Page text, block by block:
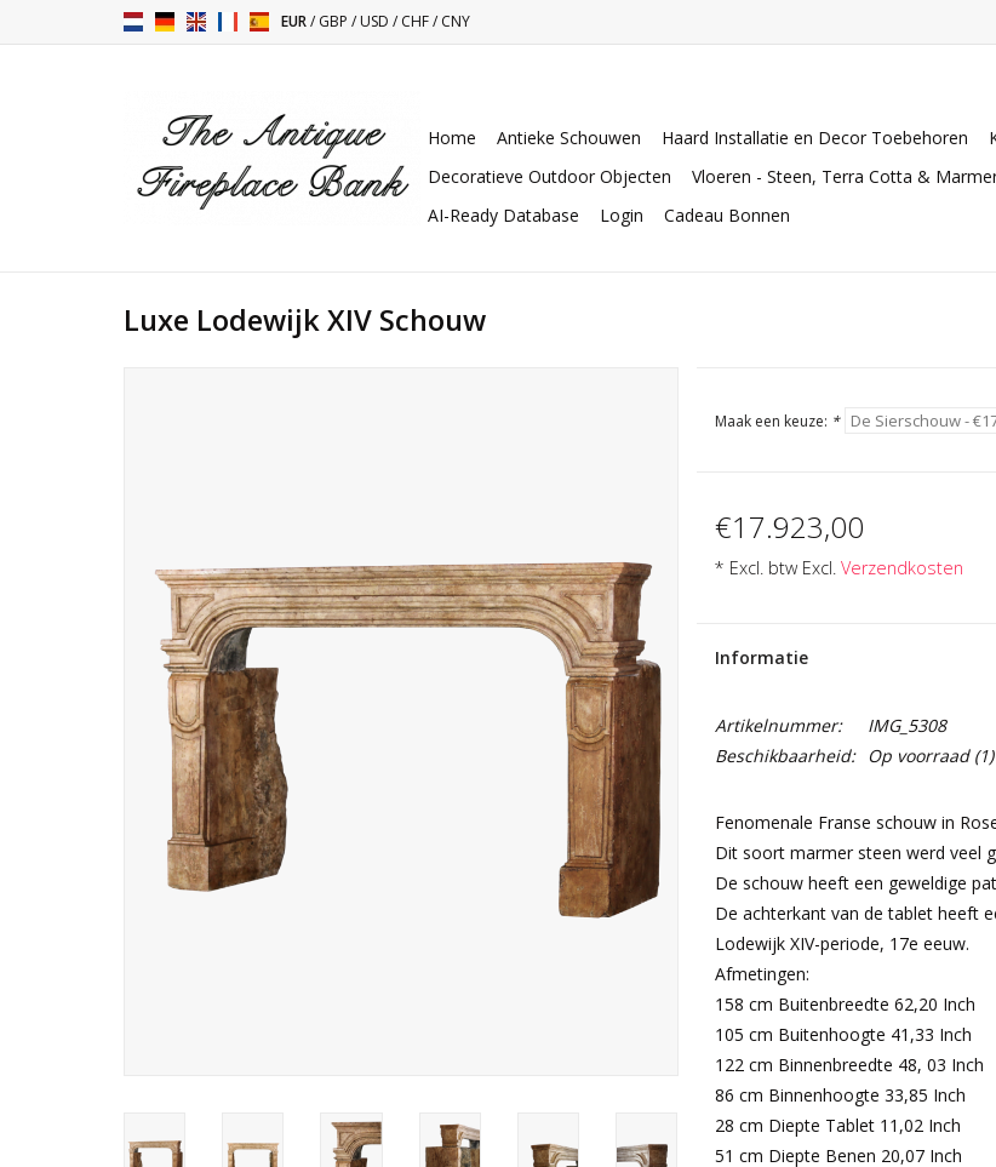
EUR/GBP /USD /CHF/CNY
Home Antieke Schouwen Haard Installatie en Decor Toebehoren
Decoratieve Outdoor Objecten
Vloeren - Steen, Terra Cotta &
AI-Ready Database
Login Cadeau Bonnen
Luxe Lodewijk XIV Schouw
Maak een keuze: *
€17.923,00
* Excl. btw Excl. Verzendkosten
Informatie
Artikelnummer:
IMG_5308
Beschikbaarheid:
Op voorraad(1)
Fenomenale Franse schouw in
Dit soort marmer steen werd veel
De schouw heeft een geweldige
De achterkant van de tablet heeft
Lodewijk XIV-periode, 17e eeuw.
Afmetingen:
158 cm Buitenbreedte 62,20 Inch
105 cm Buitenhoogte 41,33 Inch
122 cm Binnenbreedte 48, 03 Inch
86 cm Binnenhoogte 33,85 Inch
28 cm Diepte Tablet 11,02 Inch
51 cm Diepte Benen 20,07 Inch